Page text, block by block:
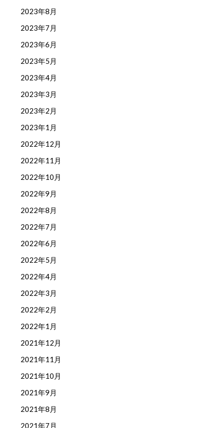
2023年8月
2023年7月
2023年6月
2023年5月
2023年4月
2023年3月
2023年2月
2023年1月
2022年12月
2022年11月
2022年10月
2022年9月
2022年8月
2022年7月
2022年6月
2022年5月
2022年4月
2022年3月
2022年2月
2022年1月
2021年12月
2021年11月
2021年10月
2021年9月
2021年8月
2021年7月